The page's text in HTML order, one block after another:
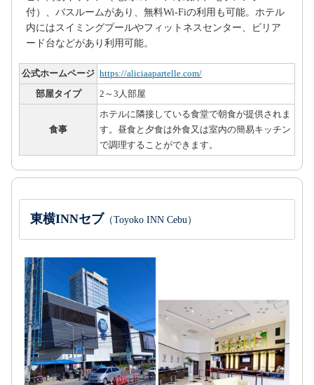
付）、バスルームがあり、無料Wi-Fiの利用も可能。ホテル
内にはスイミングプールやフィットネスセンター、ビリア
ード台などがあり利用可能。
公式ホームページ https://aliciaapartelle.com/
部屋タイプ 2～3人部屋
食事
ホテルに隣接している食堂で朝食が提供されま
す。昼食と夕食は外食又は室内の簡易キッチン
で調理することができます。
東横INNセブ （Toyoko INN Cebu）